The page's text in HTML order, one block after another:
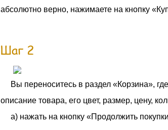
абсолютно верно, нажимаете на кнопку
Шаг 2
Вы переноситесь в раздел «Корзина»,
описание товара, его цвет, размер, цену,
а) нажать на кнопку «Продолжить